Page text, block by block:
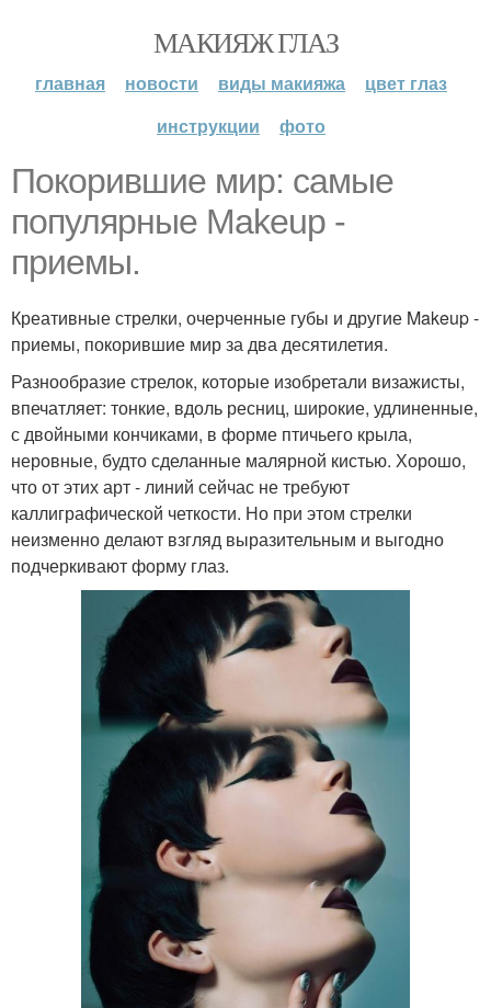
МАКИЯЖ ГЛАЗ
главная новости виды макияжа
цвет глаз
инструкции
фото
Покорившие мир: самые
популярные Makeup -
приемы.
Креативные стрелки, очерченные губы и другие Makeup -
приемы, покорившие мир за два десятилетия.
Разнообразие стрелок, которые изобретали визажисты,
впечатляет: тонкие, вдоль ресниц, широкие, удлиненные,
с двойными кончиками, в форме птичьего крыла,
неровные, будто сделанные малярной кистью. Хорошо,
что от этих арт - линий сейчас не требуют
каллиграфической четкости. Но при этом стрелки
неизменно делают взгляд выразительным и выгодно
подчеркивают форму глаз.